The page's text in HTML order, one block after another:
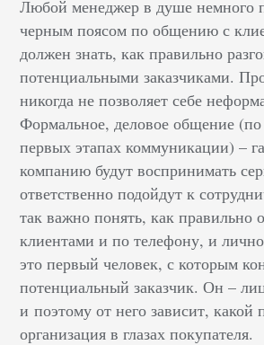
Любой менеджер в душе немного
черным поясом по общению с
должен знать, как правильно
потенциальными заказчиками.
никогда не позволяет себе
Формальное, деловое общение
первых этапах коммуникации) –
компанию будут воспринимать
ответственно подойдут к
так важно понять, как правильно
клиентами и по телефону, и
это первый человек, с которым
потенциальный заказчик. Он –
и поэтому от него зависит, какой
организация в глазах покупателя.